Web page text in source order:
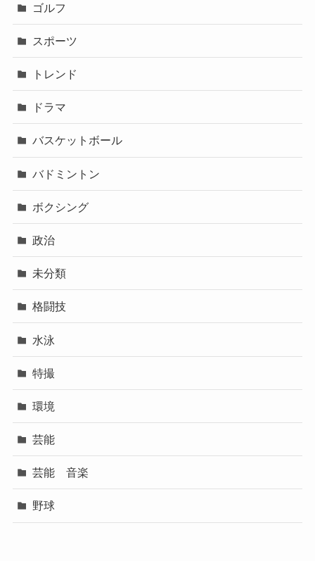
ゴルフ
スポーツ
トレンド
ドラマ
バスケットボール
バドミントン
ボクシング
政治
未分類
格闘技
水泳
特撮
環境
芸能
芸能 音楽
野球